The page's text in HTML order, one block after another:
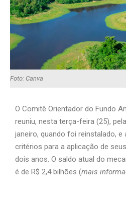
Foto: Canva
O Comitê Orientador do Fundo
reuniu, nesta terça-feira (25),
janeiro, quando foi reinstalado, e
critérios para a aplicação de
dois anos. O saldo atual do
é de R$ 2,4 bilhões (mais